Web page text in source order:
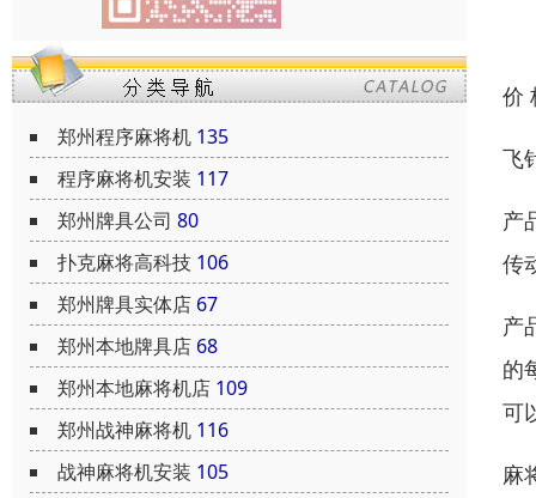
郑州程序麻将机 135
程序麻将机安装 117
郑州牌具公司 80
扑克麻将高科技 106
郑州牌具实体店 67
郑州本地牌具店 68
郑州本地麻将机店 109
郑州战神麻将机 116
战神麻将机安装 105
价
飞
产
传
产
的
可
麻